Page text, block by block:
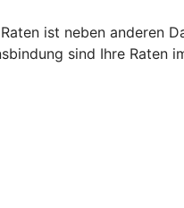
ist neben anderen
sind Ihre Raten